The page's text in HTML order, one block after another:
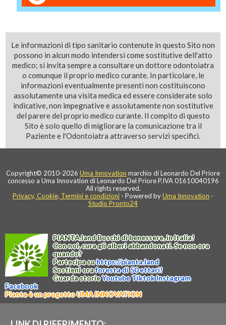
Le informazioni di tipo sanitario contenute in questo Sito non
possono in alcun modo intendersi come sostitutive dell'atto
medico; si invita sempre a consultare un dottore odontoiatra
o comunque il proprio medico curante. In particolare, le
informazioni eventualmente presenti non costituiscono
assolutamente una visita medica ed essere considerate solo
indicative, non impegnative e assolutamente non sostitutive
del parere del proprio medico curante. Il compito di questo
Sito è solo quello di migliorare la comunicazione tra il
Paziente e l'Odontoiatra attraverso servizi specifici.
Copyright© 2010-2026 Uma Innovation marchio di Leonardo Del Priore
concesso a Uma Innovation di Leonardo Del Priore P.IVA 01610040196
All rights reserved.
Privacy, Cookie, Termini e condizioni - Powered byUma Innovation -
Studio Pronto24
PIANTA.landBoschi di benessere, in Italia!
Con noi, cura gli alberi abbandonati. Se non ora
quando?
Partecipa suhttps://pianta.land
Sostieni oraforesta di 50 ettari!
Guarda storieYoutubeTiktokInstagram
Facebook
Pianta è un progetto UMA INNOVATION